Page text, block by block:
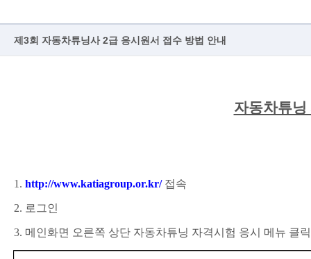
제3회 자동차튜닝사 2급 응시원서 접수 방법 안내
자동차튜
1. http://www.katiagroup.or.kr/ 접속
2. 로그인
3. 메인화면 오른쪽 상단 자동차튜닝 자격시험 응시 메뉴 클릭